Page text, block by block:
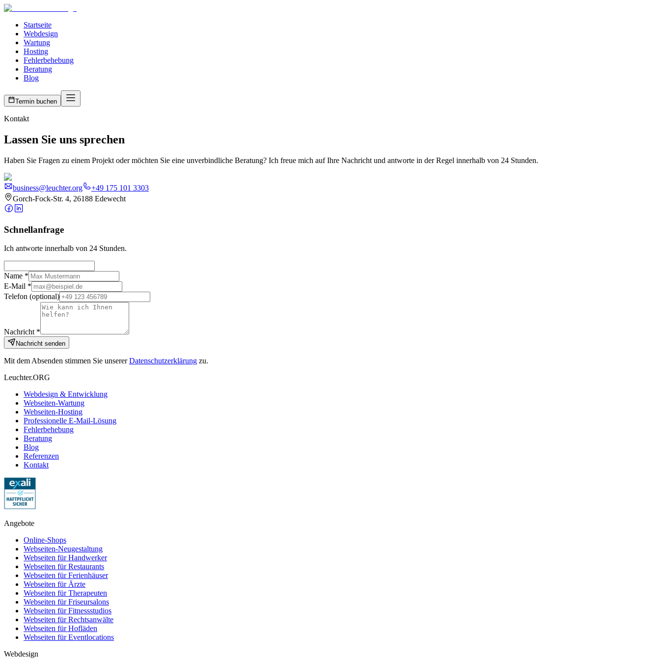
Startseite
Webdesign
Wartung
Hosting
Fehlerbehebung
Beratung
Blog
Termin buchen
Kontakt
Lassen Sie uns sprechen
Haben Sie Fragen zu einem Projekt oder möchten Sie eine unverbindliche Beratung? Ich freue mich auf Ihre Nachricht und antworte in der Regel innerhalb von 24 Stunden.
business@leuchter.org
+49 175 101 3303
Gorch-Fock-Str. 4, 26188 Edewecht
Schnellanfrage
Ich antworte innerhalb von 24 Stunden.
Name *
E-Mail *
Telefon (optional)
Nachricht *
Nachricht senden
Mit dem Absenden stimmen Sie unserer Datenschutzerklärung zu.
Leuchter.ORG
Webdesign & Entwicklung
Webseiten-Wartung
Webseiten-Hosting
Professionelle E-Mail-Lösung
Fehlerbehebung
Beratung
Blog
Referenzen
Kontakt
Angebote
Online-Shops
Webseiten-Neugestaltung
Webseiten für Handwerker
Webseiten für Restaurants
Webseiten für Ferienhäuser
Webseiten für Ärzte
Webseiten für Therapeuten
Webseiten für Friseursalons
Webseiten für Fitnessstudios
Webseiten für Rechtsanwälte
Webseiten für Hofläden
Webseiten für Eventlocations
Webdesign